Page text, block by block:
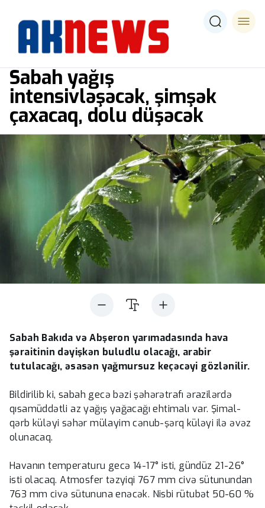
Sabah yağış
intensivləşəcək, şimşək
çaxacaq, dolu düşəcək
Sabah Bakıda və Abşeron yarımadasında hava
şəraitinin dəyişkən buludlu olacağı, arabir
tutulacağı, əsasən yağmursuz keçəcəyi gözlənilir.
Bildirilib ki, sabah gecə bəzi şəhərətrafı ərazilərdə
qısamüddətli az yağış yağacağı ehtimalı var. Şimal-
qərb küləyi səhər mülayim cənub-şərq küləyi ilə əvəz
olunacaq.
Havanın temperaturu gecə 14-17° isti, gündüz 21-26°
isti olacaq. Atmosfer təzyiqi 767 mm civə sütunundan
763 mm civə sütununa enəcək. Nisbi rütubət 50-60 %